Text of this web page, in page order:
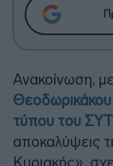
Ανακοίνωση,
Θεοδωρικάκου
τύπου του
αποκαλύψεις
Κυριακής»,